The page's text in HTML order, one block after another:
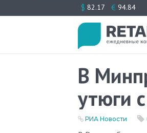
к
$ 82.17 € 94.84
В
утюги
РИА Новости